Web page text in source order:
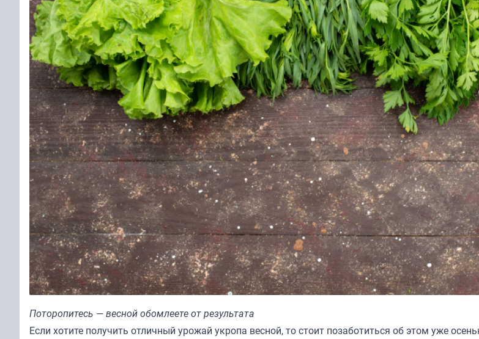
Поторопитесь — весной обомлеете от результата
Если хотите получить отличный урожай укропа весной, то стоит позаботиться об этом уже